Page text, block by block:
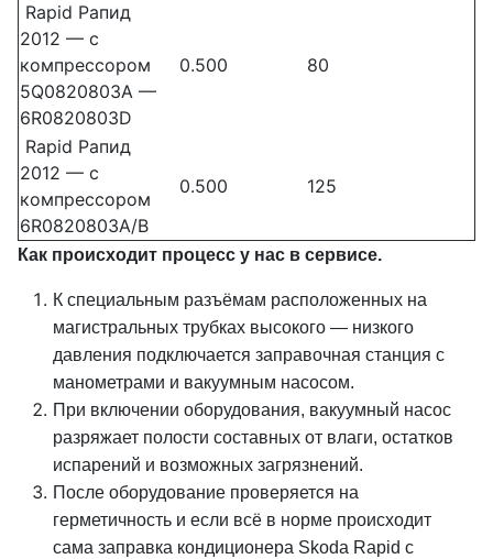
Rapid Рапид
2012 — с
компрессором
5Q0820803A —
6R0820803D
0.500 80
Rapid Рапид
2012 — с
компрессором
6R0820803A/B
0.500 125
Как происходит процесс у нас в сервисе.
К специальным разъёмам расположенных на
магистральных трубках высокого — низкого
давления подключается заправочная станция с
манометрами и вакуумным насосом.
При включении оборудования, вакуумный насос
разряжает полости составных от влаги, остатков
испарений и возможных загрязнений.
После оборудование проверяется на
герметичность и если всё в норме происходит
сама заправка кондиционера Skoda Rapid с